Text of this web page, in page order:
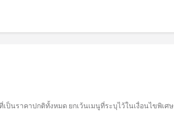
ป็นราคาปกติทั้งหมด ยกเว้นเมนูที่ระบุไว้ในเงื่อนไขพิเศษ